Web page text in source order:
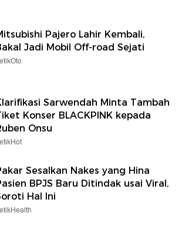
Pajero Lahir Kembali,
Jadi Mobil Off-road Sejati
Sarwendah Minta Tambah
Konser BLACKPINK kepada
Onsu
Sesalkan Nakes yang Hina
BPJS Baru Ditindak usai Viral,
Hal Ini